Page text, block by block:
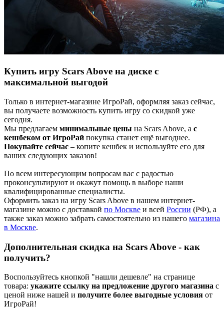
Купить игру Scars Above на диске с
максимальной выгодой
Только в интернет-магазине ИгроРай, оформляя заказ сейчас,
вы получаете возможность купить игру со скидкой уже
сегодня.
Мы предлагаем минимальные цены на Scars Above, а с
кешбеком от ИгроРай покупка станет ещё выгоднее.
Покупайте сейчас – копите кешбек и используйте его для
ваших следующих заказов!
По всем интересующим вопросам вас с радостью
проконсультируют и окажут помощь в выборе наши
квалифицированные специалисты.
Оформить заказ на игру Scars Above в нашем интернет-
магазине можно с доставкой по Москве и всей России (РФ), а
также заказ можно забрать самостоятельно из нашего магазина
в Москве.
Дополнительная скидка на Scars Above - как
получить?
Воспользуйтесь кнопкой "нашли дешевле" на странице
товара: укажите ссылку на предложение другого магазина с
ценой ниже нашей и получите более выгодные условия от
ИгроРай!